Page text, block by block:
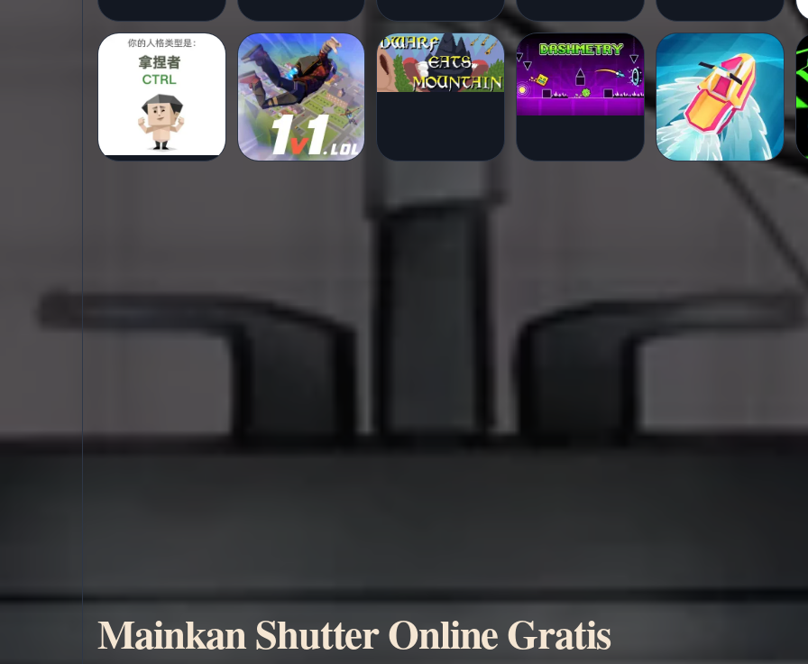
Mainkan Shutter Online Gratis